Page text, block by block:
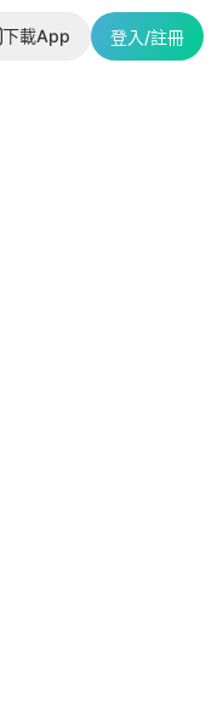
下載App 登入/註冊